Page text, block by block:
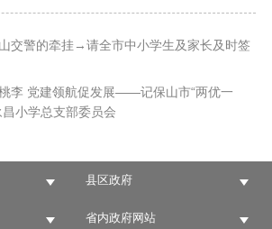
交警的牵挂→请全市中小学生及家长及时签
李 党建领航促发展——记保山市“两优一
小学总支部委员会
县区政府
省内政府网站